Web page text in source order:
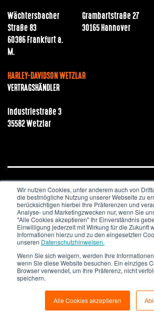
Wir nutzen Cookies, unter anderem auch von
die bestmögliche Nutzung unserer Webseite zu
berücksichtigen hierbei Ihre Präferenzen und
Analyse- und Marketingzwecken nur, wenn Sie
"Alle Cookies akzeptieren" Ihr Einverständnis
Einwilligung jederzeit mit Wirkung für die Zukunft
Informationen hierzu und zu den eingesetzten
unseren Datenschutzhinweisen.
Wenn Sie sich weigern, werden Ihre
wenn Sie diese Website besuchen. Ein einziges
Browser verwendet, um Ihre Präferenz, nicht
speichern.
Alle Cookies akzeptieren
Wächtersbacher
Straße 83
60386 Frankfurt a.
M.
Grambartstraße 27
30165 Hannover
HARLEY-DAVIDSON WETZLAR
VERTRAGSHÄNDLER
Industriestraße 3
35582 Wetzlar
JOBS & KARRIERE NEWSLETTER
DATENSCHUTZ
Copyright © 2020. All Rights